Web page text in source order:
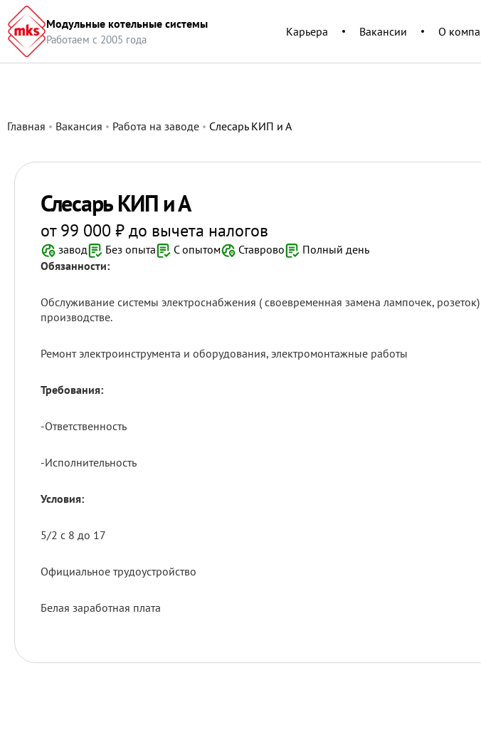
(function(w,d,u){ var s=d.createElement('script');s.async=true;s.src=u+'?'+(Date.now()/60000|0); var
(window,document,'https://portal.modks.com/upload/crm/tag/call.tracker.js');
Модульные котельные системы
Работаем с 2005 года
Карьера Вакансии О
Главная Вакансия Работа на заводе Слесарь КИП и А
Слесарь КИП и А
от 99 000 ₽ до вычета налогов
завод Без опыта С опытом Ставрово
Полный день
Обязанности:
Обслуживание системы электроснабжения ( своевременная замена лампочек,
производстве.
Ремонт электроинструмента и оборудования, электромонтажные работы
Требования:
-Ответственность
-Исполнительность
Условия:
5/2 с 8 до 17
Официальное трудоустройство
Белая заработная плата